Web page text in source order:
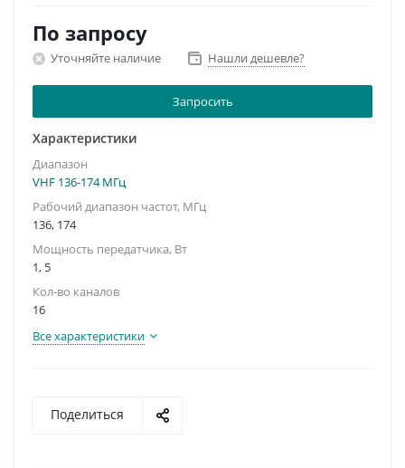
(VHF) профессиональной серии
GP
По запросу
Уточняйте наличие Нашли дешевле?
Запросить
Характеристики
Диапазон
VHF 136-174 МГц
Рабочий диапазон частот, МГц
136, 174
Мощность передатчика, Вт
1, 5
Кол-во каналов
16
Все характеристики
Поделиться